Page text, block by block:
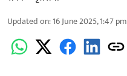
Updated on:16 June 2025, 1:47 pm